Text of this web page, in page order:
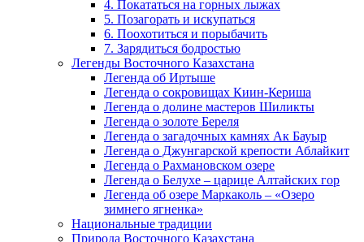
4. Покататься на горных лыжах
5. Позагорать и искупаться
6. Поохотиться и порыбачить
7. Зарядиться бодростью
Легенды Восточного Казахстана
Легенда об Иртыше
Легенда о сокровищах Киин-Кериша
Легенда о долине мастеров Шиликты
Легенда о золоте Береля
Легенда о загадочных камнях Ак Бауыр
Легенда о Джунгарской крепости Аблайкит
Легенда о Рахмановском озере
Легенда о Белухе – царице Алтайских гор
Легенда об озере Маркаколь – «Озеро
зимнего ягненка»
Национальные традиции
Природа Восточного Казахстана